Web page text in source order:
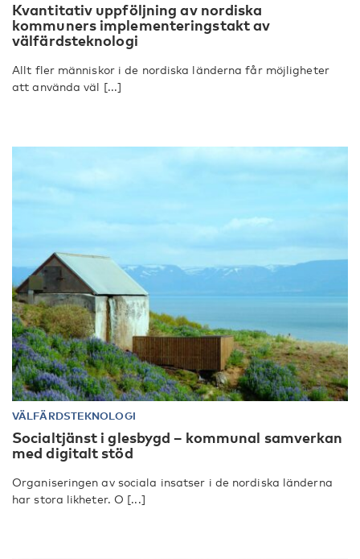
Kvantitativ uppföljning av nordiska
kommuners implementeringstakt av
välfärdsteknologi
Allt fler människor i de nordiska länderna får möjligheter
att använda väl [...]
VÄLFÄRDSTEKNOLOGI
Socialtjänst i glesbygd – kommunal samverkan
med digitalt stöd
Organiseringen av sociala insatser i de nordiska länderna
har stora likheter. O [...]